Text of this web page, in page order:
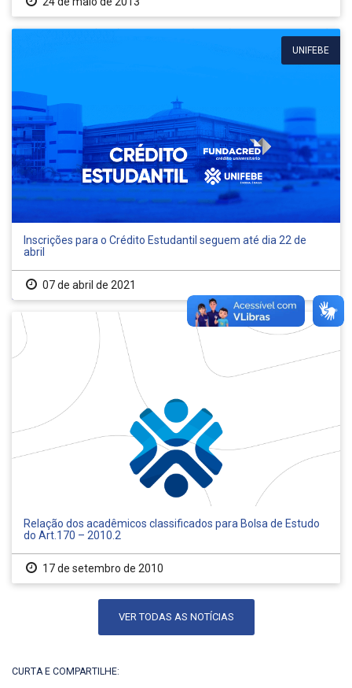
UNIFEBE
Inscrições para o Crédito Estudantil seguem até dia 22 de
abril
07 de abril de 2021
Relação dos acadêmicos classificados para Bolsa de Estudo
do Art.170 – 2010.2
17 de setembro de 2010
VER TODAS AS NOTÍCIAS
CURTA E COMPARTILHE: